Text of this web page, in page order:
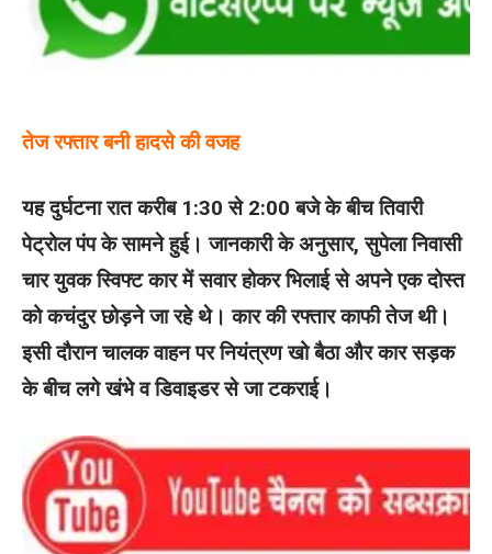
तेज रफ्तार बनी हादसे की वजह
यह दुर्घटना रात करीब 1:30 से 2:00 बजे के बीच तिवारी
पेट्रोल पंप के सामने हुई। जानकारी के अनुसार, सुपेला निवासी
चार युवक स्विफ्ट कार में सवार होकर भिलाई से अपने एक दोस्त
को कचंदुर छोड़ने जा रहे थे। कार की रफ्तार काफी तेज थी।
इसी दौरान चालक वाहन पर नियंत्रण खो बैठा और कार सड़क
के बीच लगे खंभे व डिवाइडर से जा टकराई।